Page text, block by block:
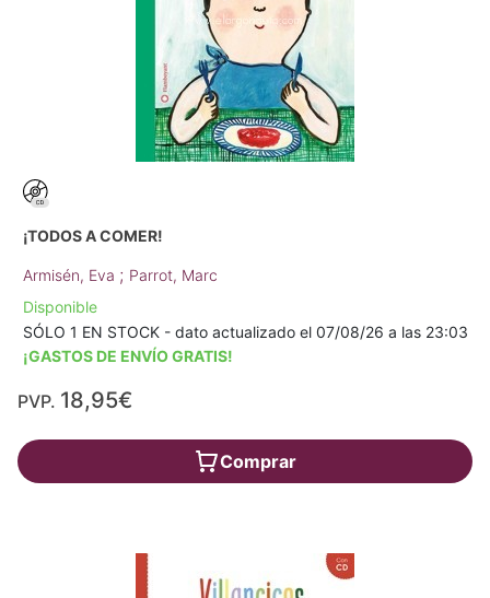
¡TODOS A COMER!
Armisén, Eva ; Parrot, Marc
Disponible
SÓLO 1 EN STOCK - dato actualizado el 07/08/26 a las 23:03
¡GASTOS DE ENVÍO GRATIS!
PVP. 18,95€
Comprar